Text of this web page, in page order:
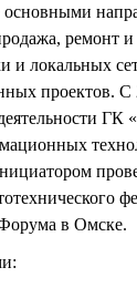
ремонт
и локальных
проектов. С
ГК
в Омске.